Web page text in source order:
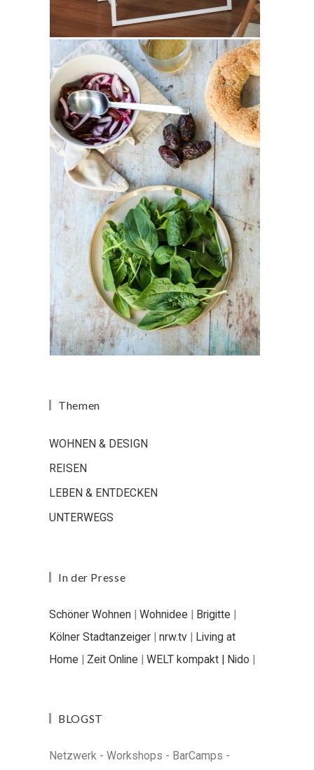
Themen
WOHNEN & DESIGN
REISEN
LEBEN & ENTDECKEN
UNTERWEGS
In der Presse
Schöner Wohnen | Wohnidee | Brigitte |
Kölner Stadtanzeiger | nrw.tv | Living at
Home | Zeit Online | WELT kompakt | Nido |
BLOGST
Netzwerk - Workshops - BarCamps -